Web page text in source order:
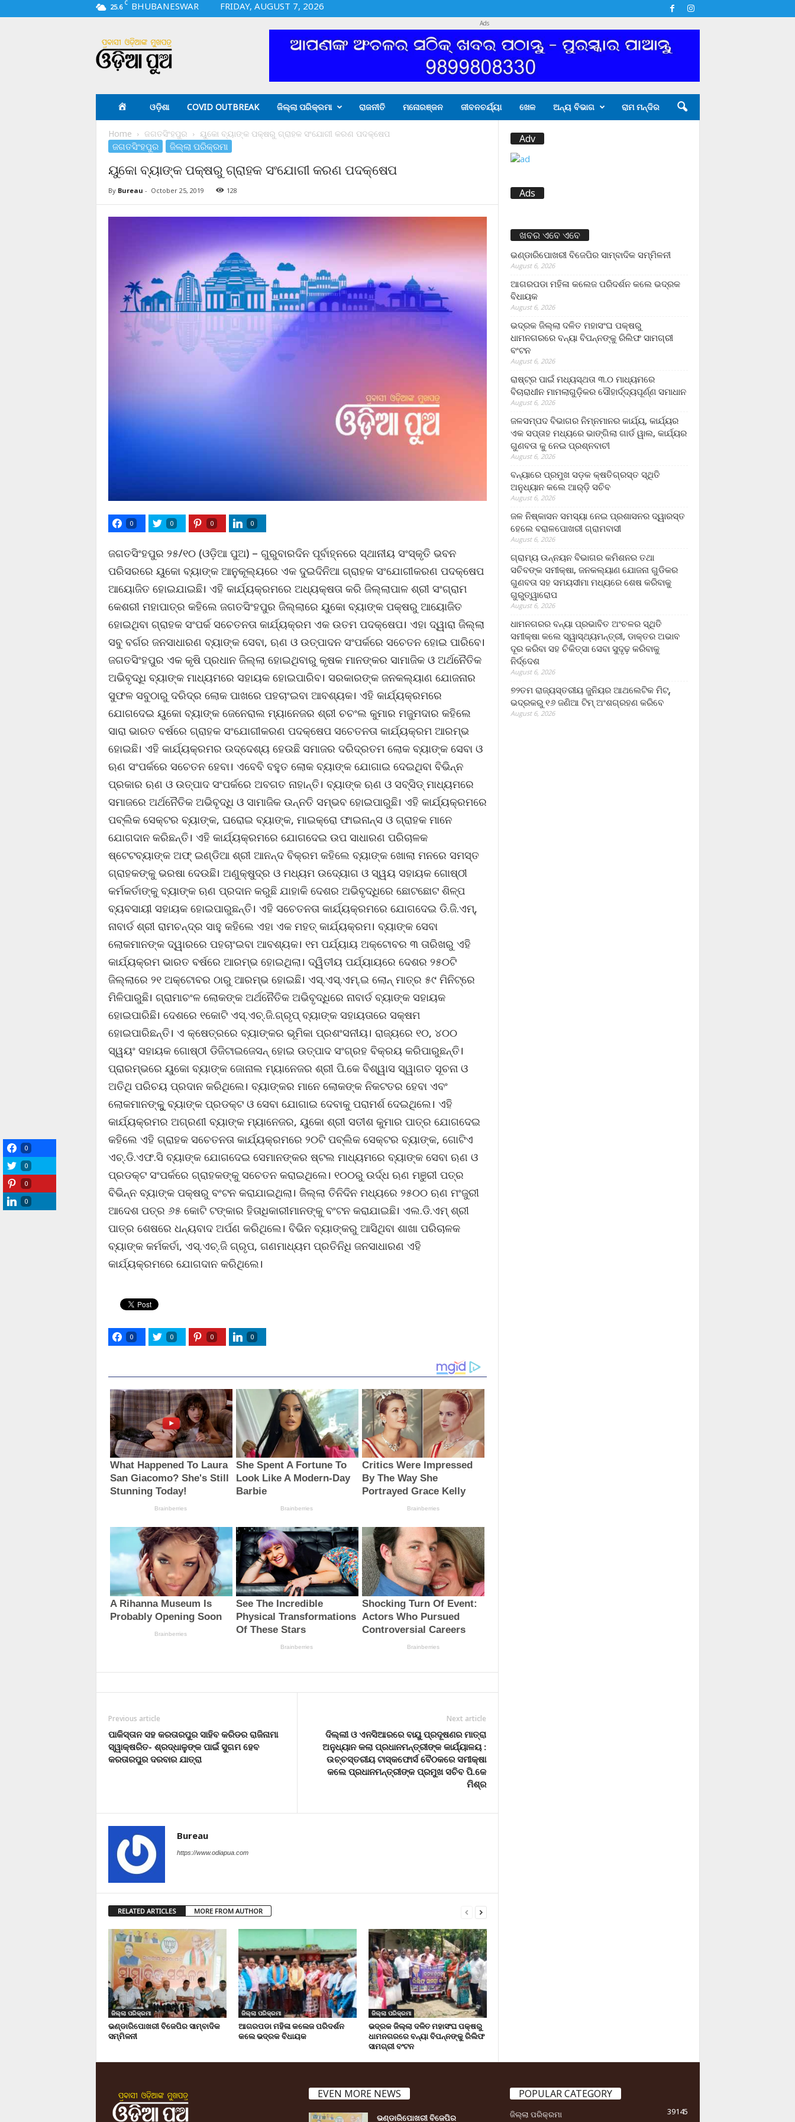
25.6 C BHUBANESWAR
FRIDAY, AUGUST 7, 2026
i
a
Ads
ଓଡ଼ିଶା COVID OUTBREAK ଜିଲ୍ଲା ପରିକ୍ରମା ରାଜନୀତି ମନୋରଞ୍ଜନ ଜୀବନଚର୍ଯ୍ୟା ଖେଳ ଅନ୍ୟ ବିଭାଗ ରାମ ମନ୍ଦିର
Home ଜଗତସିଂହପୁର ୟୁକୋ ବ୍ୟାଙ୍କ ପକ୍ଷରୁ ଗ୍ରାହକ ସଂଯୋଗୀ କରଣ ପଦକ୍ଷେପ
ଜଗତସିଂହପୁର ଜିଲ୍ଲା ପରିକ୍ରମା
ୟୁକୋ ବ୍ୟାଙ୍କ ପକ୍ଷରୁ ଗ୍ରାହକ ସଂଯୋଗୀ କରଣ ପଦକ୍ଷେପ
By Bureau - October 25, 2019 128
0 0 0 0
ଜଗତସିଂହପୁର ୨୫/୧୦ (ଓଡ଼ିଆ ପୁଅ) – ଗୁରୁବାରଦିନ ପୂର୍ବାହ୍ନରେ ସ୍ଥାନୀୟ ସଂସ୍କୃତି ଭବନ
ପରିସରରେ ୟୁକୋ ବ୍ୟାଙ୍କ ଆନୁକୂଲ୍ୟରେ ଏକ ଦୁଇଦିନିଆ ଗ୍ରାହକ ସଂଯୋଗୀକରଣ ପଦକ୍ଷେପ
ଆୟୋଜିତ ହୋଇଯାଇଛି। ଏହି କାର୍ଯ୍ୟକ୍ରମରେ ଅଧ୍ୟକ୍ଷତା କରି ଜିଲ୍ଲାପାଳ ଶ୍ରୀ ସଂଗ୍ରାମ
କେଶରୀ ମହାପାତ୍ର କହିଲେ ଜଗତସିଂହପୁର ଜିଲ୍ଲାରେ ୟୁକୋ ବ୍ୟାଙ୍କ ପକ୍ଷରୁ ଆୟୋଜିତ
ହୋଇଥିବା ଗ୍ରାହକ ସଂପର୍କ ସଚେତନତା କାର୍ଯ୍ୟକ୍ରମ ଏକ ଉତମ ପଦକ୍ଷେପ। ଏହା ଦ୍ୱାରା ଜିଲ୍ଲା
ସବୁ ବର୍ଗର ଜନସାଧାରଣ ବ୍ୟାଙ୍କ ସେବା, ଋଣ ଓ ଉତ୍ପାଦନ ସଂପର୍କରେ ସଚେତନ ହୋଇ ପାରିବେ।
ଜଗତସିଂହପୁର ଏକ କୃଷି ପ୍ରଧାନ ଜିଲ୍ଲା ହୋଇଥିବାରୁ କୃଷକ ମାନଙ୍କର ସାମାଜିକ ଓ ଅର୍ଥନୈତିକ
ଅଭିବୃଦ୍ଧି ବ୍ୟାଙ୍କ ମାଧ୍ୟମରେ ସହାୟକ ହୋଇପାରିବ। ସରକାରଙ୍କ ଜନକଲ୍ୟାଣ ଯୋଜନାର
ସୁଫଳ ସବୁଠାରୁ ଦରିଦ୍ର ଲୋକ ପାଖରେ ପହଚାଂଇବା ଆବଶ୍ୟକ। ଏହି କାର୍ଯ୍ୟକ୍ରମରେ
ଯୋଗଦେଇ ୟୁକୋ ବ୍ୟାଙ୍କ ଜେନେରାଲ ମ୍ୟାନେଜର ଶ୍ରୀ ଚଚଂଲ କୁମାର ମଜୁମଦାର କହିଲେ
ସାରା ଭାରତ ବର୍ଷରେ ଗ୍ରାହକ ସଂଯୋଗୀକରଣ ପଦକ୍ଷେପ ସଚେତନତା କାର୍ଯ୍ୟକ୍ରମ ଆରମ୍ଭ
ହୋଇଛି। ଏହି କାର୍ଯ୍ୟକ୍ରମର ଉଦ୍ଦେଶ୍ୟ ହେଉଛି ସମାଜର ଦରିଦ୍ରତମ ଲୋକ ବ୍ୟାଙ୍କ ସେବା ଓ
ଋଣ ସଂପର୍କରେ ସଚେତନ ହେବା। ଏବେବି ବହୁତ ଲୋକ ବ୍ୟାଙ୍କ ଯୋଗାଇ ଦେଇଥିବା ବିଭିନ୍ନ
ପ୍ରକାର ଋଣ ଓ ଉତ୍ପାଦ ସଂପର୍କରେ ଅବଗତ ନାହାନ୍ତି। ବ୍ୟାଙ୍କ ଋଣ ଓ ସବ୍ସିଡ୍ ମାଧ୍ୟମରେ
ସମାଜରେ ଅର୍ଥନୈତିକ ଅଭିବୃଦ୍ଧି ଓ ସାମାଜିକ ଉନ୍ନତି ସମ୍ଭବ ହୋଇପାରୁଛି। ଏହି କାର୍ଯ୍ୟକ୍ରମରେ
ପବ୍ଲିକ ସେକ୍ଟର ବ୍ୟାଙ୍କ, ଘରୋଇ ବ୍ୟାଙ୍କ, ମାଇକ୍ରୋ ଫାଇନାନ୍ସ ଓ ଗ୍ରାହକ ମାନେ
ଯୋଗଦାନ କରିଛନ୍ତି। ଏହି କାର୍ଯ୍ୟକ୍ରମରେ ଯୋଗଦେଇ ଉପ ସାଧାରଣ ପରିଚାଳକ
ଷ୍ଟେଟବ୍ୟାଙ୍କ ଅଫ୍ ଇଣ୍ଡିଆ ଶ୍ରୀ ଆନନ୍ଦ ବିକ୍ରମ କହିଲେ ବ୍ୟାଙ୍କ ଖୋଲା ମନରେ ସମସ୍ତ
ଗ୍ରାହକଙ୍କୁ ଭରଷା ଦେଉଛି। ଅଣୁକ୍ଷୁଦ୍ର ଓ ମଧ୍ୟମ ଉଦ୍ୟୋଗ ଓ ସ୍ୱୟ ସହାୟକ ଗୋଷ୍ଠୀ
କର୍ମକର୍ତାଙ୍କୁ ବ୍ୟାଙ୍କ ଋଣ ପ୍ରଦାନ କରୁଛି ଯାହାକି ଦେଶର ଅଭିବୃଦ୍ଧିରେ ଛୋଟଛୋଟ ଶିଳ୍ପ
ବ୍ୟବସାୟୀ ସହାୟକ ହୋଇପାରୁଛନ୍ତି। ଏହି ସଚେତନତା କାର୍ଯ୍ୟକ୍ରମରେ ଯୋଗଦେଇ ଡି.ଜି.ଏମ୍,
ନାବାର୍ଡ ଶ୍ରୀ ରାମଚନ୍ଦ୍ର ସାହୁ କହିଲେ ଏହା ଏକ ମହତ୍ କାର୍ଯ୍ୟକ୍ରମ। ବ୍ୟାଙ୍କ ସେବା
ଲୋକମାନଙ୍କ ଦ୍ୱାରରେ ପହଚାଂଇବା ଆବଶ୍ୟକ। ୧ମ ପର୍ଯ୍ୟାୟ ଅକ୍ଟୋବର ୩ ତାରିଖରୁ ଏହି
କାର୍ଯ୍ୟକ୍ରମ ଭାରତ ବର୍ଷରେ ଆରମ୍ଭ ହୋଇଥିଲା। ଦ୍ୱିତୀୟ ପର୍ଯ୍ୟାୟରେ ଦେଶର ୨୫୦ଟି
ଜିଲ୍ଲାରେ ୨୧ ଅକ୍ଟୋବର ଠାରୁ ଆରମ୍ଭ ହୋଇଛି। ଏସ୍.ଏସ୍.ଏମ୍.ଇ ଲୋନ୍ ମାତ୍ର ୫୯ ମିନିଟ୍ରେ
ମିଳିପାରୁଛି। ଗ୍ରାମାଚଂଳ ଲୋକଙ୍କ ଅର୍ଥନୈତିକ ଅଭିବୃଦ୍ଧିରେ ନାବାର୍ଡ ବ୍ୟାଙ୍କ ସହାୟକ
ହୋଇପାରିଛି। ଦେଶରେ ୧କୋଟି ଏସ୍.ଏଚ୍.ଜି.ଗ୍ରୃପ୍ ବ୍ୟାଙ୍କ ସହାୟତାରେ ସକ୍ଷମ
ହୋଇପାରିଛନ୍ତି। ଏ କ୍ଷେତ୍ରରେ ବ୍ୟାଙ୍କର ଭୂମିକା ପ୍ରଶଂସନୀୟ। ରାଜ୍ୟରେ ୧୦, ୪୦୦
ସ୍ୱୟଂ ସହାୟକ ଗୋଷ୍ଠୀ ଡିଜିଟାଇଜେସନ୍ ହୋଇ ଉତ୍ପାଦ ସଂଗ୍ରହ ବିକ୍ରୟ କରିପାରୁଛନ୍ତି।
ପ୍ରାରମ୍ଭରେ ୟୁକୋ ବ୍ୟାଙ୍କ ଜୋନାଲ ମ୍ୟାନେଜର ଶ୍ରୀ ପି.କେ ବିଶ୍ୱାସ ସ୍ୱାଗତ ସୂଚନା ଓ
ଅତିଥି ପରିଚୟ ପ୍ରଦାନ କରିଥିଲେ। ବ୍ୟାଙ୍କର ମାନେ ଲୋକଙ୍କ ନିକଟତର ହେବା ଏବଂ
ଲୋକମାନଙ୍କୁୁ ବ୍ୟାଙ୍କ ପ୍ରଡକ୍ଟ ଓ ସେବା ଯୋଗାଇ ଦେବାକୁ ପରାମର୍ଶ ଦେଇଥିଲେ। ଏହି
କାର୍ଯ୍ୟକ୍ରମର ଅଗ୍ରଣୀ ବ୍ୟାଙ୍କ ମ୍ୟାନେଜର, ୟୁକୋ ଶ୍ରୀ ସତୀଶ କୁମାର ପାତ୍ର ଯୋଗଦେଇ
କହିଲେ ଏହି ଗ୍ରାହକ ସଚେତନତା କାର୍ଯ୍ୟକ୍ରମରେ ୨୦ଟି ପବ୍ଲିକ ସେକ୍ଟର ବ୍ୟାଙ୍କ, ଗୋଟିଏ
ଏଚ୍.ଡି.ଏଫ.ସି ବ୍ୟାଙ୍କ ଯୋଗଦେଇ ସେମାନଙ୍କର ଷ୍ଟଲ ମାଧ୍ୟମରେ ବ୍ୟାଙ୍କ ସେବା ଋଣ ଓ
ପ୍ରଡକ୍ଟ ସଂପର୍କରେ ଗ୍ରାହକଙ୍କୁ ସଚେତନ କରାଇଥିଲେ। ୧୦୦ରୁ ଉର୍ଦ୍ଧ ଋଣ ମଞୁରୀ ପତ୍ର
ବିଭିନ୍ନ ବ୍ୟାଙ୍କ ପକ୍ଷରୁ ବଂଟନ କରାଯାଇଥିଲା। ଜିଲ୍ଲା ତିନିଦିନ ମଧ୍ୟରେ ୨୫୦୦ ଋଣ ମଂଜୁରୀ
ଆଦେଶ ପତ୍ର ୬୫ କୋଟି ଟଙ୍କାର ହିତାଧିକାରୀମାନଙ୍କୁ ବଂଟନ କରାଯାଇଛି। ଏଲ.ଡି.ଏମ୍ ଶ୍ରୀ
ପାତ୍ର ଶେଷରେ ଧନ୍ୟବାଦ ଅର୍ପଣ କରିଥିଲେ। ବିଭିନ ବ୍ୟାଙ୍କରୁ ଆସିଥିବା ଶାଖା ପରିଚାଳକ
ବ୍ୟାଙ୍କ କର୍ମକର୍ତା, ଏସ୍.ଏଚ୍.ଜି ଗ୍ରୃପ, ଗଣମାଧ୍ୟମ ପ୍ରତିନିଧି ଜନସାଧାରଣ ଏହି
କାର୍ଯ୍ୟକ୍ରମରେ ଯୋଗଦାନ କରିଥିଲେ।
0 0 0 0
Previous article
ପାକିସ୍ତାନ ସହ କରତାରପୁର ସାହିବ କରିଡର ରାଜିନାମା
ସ୍ୱାକ୍ଷରିତ- ଶ୍ରଦ୍ଧାଳୁଙ୍କ ପାଇଁ ସୁଗମ ହେବ
କରତାରପୁର ଦରବାର ଯାତ୍ରା
Next article
ଦିଲ୍ଲୀ ଓ ଏନସିଆରରେ ବାୟୁ ପ୍ରଦୂଷଣର ମାତ୍ରା
ଅନୁଧ୍ୟାନ କଲା ପ୍ରଧାନମନ୍ତ୍ରୀଙ୍କ କାର୍ଯ୍ୟାଳୟ :
ଉଚ୍ଚସ୍ତରୀୟ ଟାସ୍କଫୋର୍ସ ବୈଠକରେ ସମୀକ୍ଷା
କଲେ ପ୍ରଧାନମନ୍ତ୍ରୀଙ୍କ ପ୍ରମୁଖ ସଚିବ ପି.କେ
ମିଶ୍ର
Bureau
https://www.odiapua.com
RELATED ARTICLES MORE FROM AUTHOR
ଜିଲ୍ଲା ପରିକ୍ରମା
ଭଣ୍ଡାରିପୋଖରୀ ବିଜେପିର ସାମ୍ବାଦିକ
ସମ୍ମିଳନୀ
ଜିଲ୍ଲା ପରିକ୍ରମା
ଆଗରପଡା ମହିଳା କଲେଜ ପରିଦର୍ଶନ
କଲେ ଭଦ୍ରକ ବିଧାୟକ
ଜିଲ୍ଲା ପରିକ୍ରମା
ଭଦ୍ରକ ଜିଲ୍ଲା ଦଳିତ ମହାସଂଘ ପକ୍ଷରୁ
ଧାମନଗରରେ ବନ୍ୟା ବିପନ୍ନଙ୍କୁ ରିଲିଫ
ସାମଗ୍ରୀ ବଂଟନ
Adv
Ads
ଖବର ଏବେ ଏବେ
ଭଣ୍ଡାରିପୋଖରୀ ବିଜେପିର ସାମ୍ବାଦିକ ସମ୍ମିଳନୀ
August 6, 2026
ଆଗରପଡା ମହିଳା କଲେଜ ପରିଦର୍ଶନ କଲେ ଭଦ୍ରକ
ବିଧାୟକ
August 6, 2026
ଭଦ୍ରକ ଜିଲ୍ଲା ଦଳିତ ମହାସଂଘ ପକ୍ଷରୁ
ଧାମନଗରରେ ବନ୍ୟା ବିପନ୍ନଙ୍କୁ ରିଲିଫ ସାମଗ୍ରୀ
ବଂଟନ
August 6, 2026
ରାଷ୍ଟ୍ର ପାଇଁ ମଧ୍ୟସ୍ଥତା ୩.୦ ମାଧ୍ୟମରେ
ବିଚାରାଧୀନ ମାମଲାଗୁଡ଼ିକର ସୌହାର୍ଦ୍ଦ୍ୟପୂର୍ଣ୍ଣ ସମାଧାନ
August 6, 2026
ଜଳସମ୍ପଦ ବିଭାଗର ନିମ୍ନମାନର କାର୍ଯ୍ୟ, କାର୍ଯ୍ୟର
ଏକ ସପ୍ତାହ ମଧ୍ୟରେ ଭାଙ୍ଗିଲା ଗାର୍ଡ ୱାଲ, କାର୍ଯ୍ୟର
ଗୁଣବତା କୁ ନେଇ ପ୍ରଶ୍ନବାଚୀ
August 6, 2026
ବନ୍ୟାରେ ପ୍ରମୁଖ ସଡ଼କ କ୍ଷତିଗ୍ରସ୍ତ ସ୍ଥିତି
ଅନୁଧ୍ୟାନ କଲେ ଆର୍‌ଡ଼ି ସଚିବ
August 6, 2026
ଜଳ ନିଷ୍କାସନ ସମସ୍ୟା ନେଇ ପ୍ରଶାସନର ଦ୍ୱାରସ୍ତ
ହେଲେ ବରାଳପୋଖରୀ ଗ୍ରାମବାସୀ
August 6, 2026
ଗ୍ରାମ୍ୟ ଉନ୍ନୟନ ବିଭାଗର କମିଶନର ତଥା
ସଚିବଙ୍କ ସମୀକ୍ଷା, ଜନକଲ୍ୟାଣ ଯୋଜନା ଗୁଡିକର
ଗୁଣବତା ସହ ସମୟସୀମା ମଧ୍ୟରେ ଶେଷ କରିବାକୁ
ଗୁରୁତ୍ୱାରୋପ
August 6, 2026
ଧାମନଗରର ବନ୍ୟା ପ୍ରଭାବିତ ଅଂଚଳର ସ୍ଥିତି
ସମୀକ୍ଷା କଲେ ସ୍ୱାସ୍ଥ୍ୟମନ୍ତ୍ରୀ, ଡାକ୍ତର ଅଭାବ
ଦୂର କରିବା ସହ ଚିକିତ୍ସା ସେବା ସୁଦୃଢ଼ କରିବାକୁ
ନିର୍ଦ୍ଦେଶ
August 6, 2026
୭୨ତମ ରାଜ୍ୟସ୍ତରୀୟ ଜୁନିୟର ଆଥଲେଟିକ ମିଟ୍‌,
ଭଦ୍ରକରୁ ୧୬ ଜଣିଆ ଟିମ୍ ଅଂଶଗ୍ରହଣ କରିବେ
August 6, 2026
EVEN MORE NEWS
ଭଣ୍ଡାରିପୋଖରୀ ବିଜେପିର
POPULAR CATEGORY
ଜିଲ୍ଲା ପରିକ୍ରମା 39145
0
0
0
0